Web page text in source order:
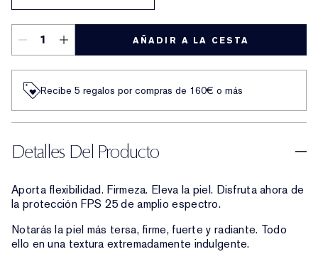
AÑADIR A LA CESTA
Recibe 5 regalos por compras de 160€ o más
Detalles Del Producto
Aporta flexibilidad. Firmeza. Eleva la piel. Disfruta ahora de
la protección FPS 25 de amplio espectro.
Notarás la piel más tersa, firme, fuerte y radiante. Todo
ello en una textura extremadamente indulgente.